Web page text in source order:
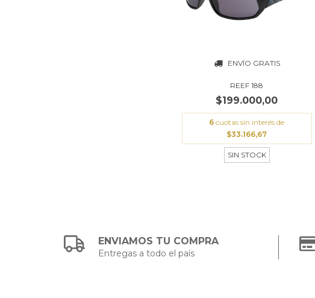
ENVÍO GRATIS
REEF 188
$199.000,00
6 cuotas sin interés de
$33.166,67
SIN STOCK
ENVIAMOS TU COMPRA
Entregas a todo el país